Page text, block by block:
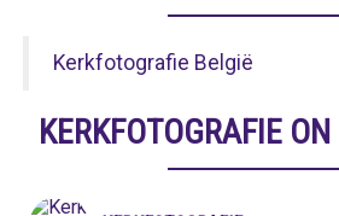
Kerkfotografie België
KERKFOTOGRAFIE